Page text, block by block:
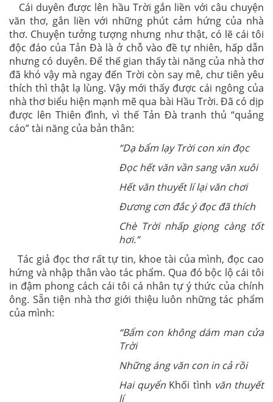
Cái duyên được lên hầu Trời gắn liền với câu chuyện
văn thơ, gắn liền với những phút cảm hứng của nhà
thơ. Chuyện tưởng tượng nhưng như thật, có lẽ cái tôi
độc đáo của Tản Đà là ở chỗ vào đề tự nhiên, hấp dẫn
nhưng có duyên. Để thế gian thấy tài năng của nhà thơ
đã khó vậy mà ngay đến Trời còn say mê, chư tiên yêu
thích thì thật lạ lùng. Vậy mới thấy được cái ngông của
nhà thơ biểu hiện mạnh mẽ qua bài Hầu Trời. Đã có dịp
được lên Thiên đình, vì thế Tản Đà tranh thủ “quảng
cáo” tài năng của bản thân:
“Dạ bẩm lạy Trời con xin đọc
Đọc hết văn vần sang văn xuôi
Hết văn thuyết lí lại văn chơi
Đương cơn đắc ý đọc đã thích
Chè Trời nhấp giọng càng tốt
hơi.”
Tác giả đọc thơ rất tự tin, khoe tài của mình, đọc cao
hứng và nhập thân vào tác phẩm. Qua đó bộc lộ cái tôi
in đậm phong cách cái tôi cá nhân tự ý thức của chính
ông. Sẵn tiện nhà thơ giới thiệu luôn những tác phẩm
của mình:
“Bẩm con không dám man cửa
Trời
Những áng văn con in cả rồi
Hai quyển Khối tình văn thuyết
lí